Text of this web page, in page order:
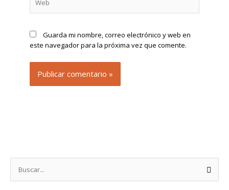
Guarda mi nombre, correo electrónico y web en
este navegador para la próxima vez que comente.
u